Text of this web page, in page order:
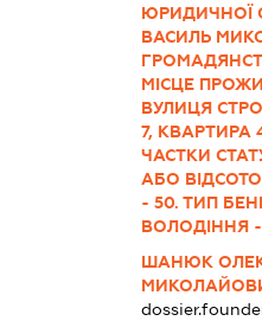
ВАСИЛЬ
МІСЦЕ
ВУЛИЦЯ
7, КВАРТИРА
ЧАСТКИ
АБО
- 50. ТИП
ВОЛОДІННЯ
ШАНЮК